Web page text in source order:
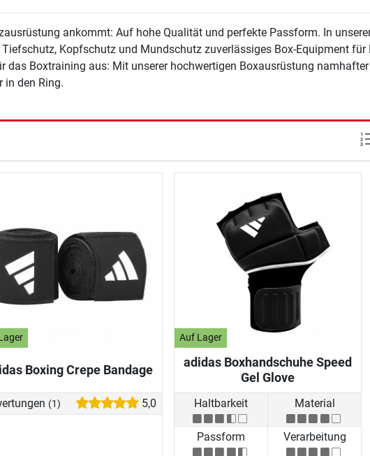
ankommt: Auf hohe Qualität und perfekte Passform. In
Kopfschutz und Mundschutz zuverlässiges Box-Equipment für
das Boxtraining aus: Mit unserer hochwertigen Boxausrüstung
in den Ring.
Boxing Crepe Bandage
(1) 5,0
Auf Lager
adidas Boxhandschuhe Speed
Gel Glove
Haltbarkeit Material
Passform Verarbeitung